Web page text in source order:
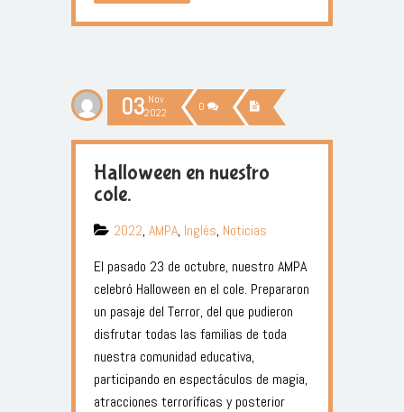
03 Nov
2022
0
Halloween en nuestro
cole.
2022, AMPA, Inglés, Noticias
El pasado 23 de octubre, nuestro AMPA
celebró Halloween en el cole. Prepararon
un pasaje del Terror, del que pudieron
disfrutar todas las familias de toda
nuestra comunidad educativa,
participando en espectáculos de magia,
atracciones terroríficas y posterior